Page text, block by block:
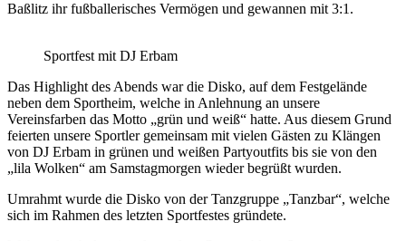
Baßlitz ihr fußballerisches Vermögen und gewannen mit 3:1.
Sportfest mit DJ Erbam
Das Highlight des Abends war die Disko, auf dem Festgelände
neben dem Sportheim, welche in Anlehnung an unsere
Vereinsfarben das Motto „grün und weiß“ hatte. Aus diesem Grund
feierten unsere Sportler gemeinsam mit vielen Gästen zu Klängen
von DJ Erbam in grünen und weißen Partyoutfits bis sie von den
„lila Wolken“ am Samstagmorgen wieder begrüßt wurden.
Umrahmt wurde die Disko von der Tanzgruppe „Tanzbar“, welche
sich im Rahmen des letzten Sportfestes gründete.